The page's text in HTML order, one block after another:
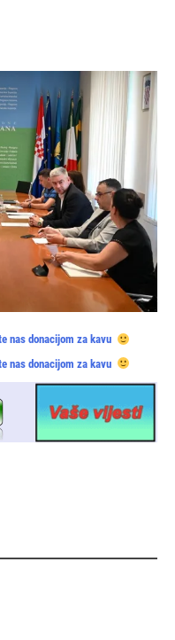
nas donacijom za kavu
nas donacijom za kavu